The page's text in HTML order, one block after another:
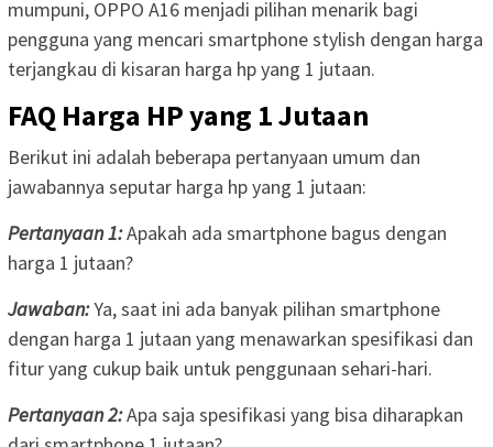
mumpuni, OPPO A16 menjadi pilihan menarik bagi
pengguna yang mencari smartphone stylish dengan harga
terjangkau di kisaran harga hp yang 1 jutaan.
FAQ Harga HP yang 1 Jutaan
Berikut ini adalah beberapa pertanyaan umum dan
jawabannya seputar harga hp yang 1 jutaan:
Pertanyaan 1:Apakah ada smartphone bagus dengan
harga 1 jutaan?
Jawaban:Ya, saat ini ada banyak pilihan smartphone
dengan harga 1 jutaan yang menawarkan spesifikasi dan
fitur yang cukup baik untuk penggunaan sehari-hari.
Pertanyaan 2:Apa saja spesifikasi yang bisa diharapkan